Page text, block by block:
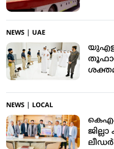
NEWS UAE
NEWS LOCAL